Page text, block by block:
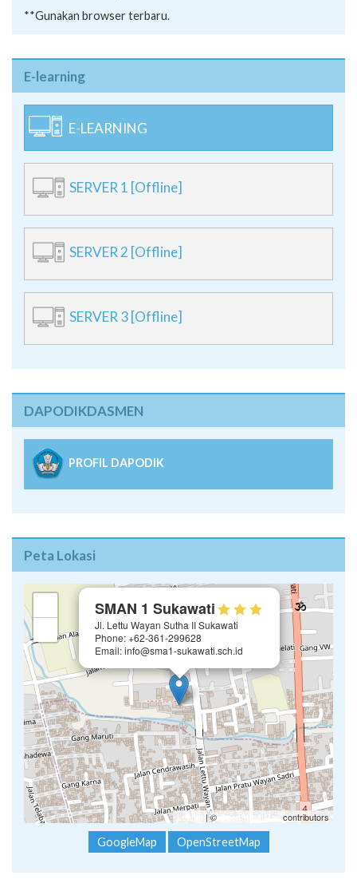
**Gunakan browser terbaru.
E-learning
E-LEARNING
SERVER 1 [Offline]
SERVER 2 [Offline]
SERVER 3 [Offline]
DAPODIKDASMEN
PROFIL DAPODIK
Peta Lokasi
SMAN 1 Sukawati
Jl. Lettu Wayan Sutha II Sukawati
Phone: +62-361-299628
Email: info@sma1-sukawati.sch.id
Leaflet | ©OpenStreetMap contributors
GoogleMap OpenStreetMap